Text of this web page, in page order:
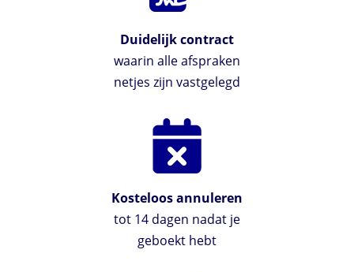
Duidelijk contract
waarin alle afspraken
netjes zijn vastgelegd
Kosteloos annuleren
tot 14 dagen nadat je
geboekt hebt